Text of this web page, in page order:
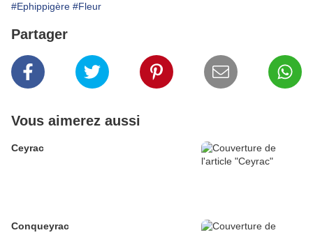
#Ephippigère #Fleur
Partager
Vous aimerez aussi
Ceyrac
Conqueyrac